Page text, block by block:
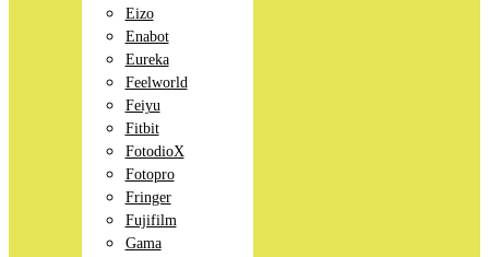
Eizo
Enabot
Eureka
Feelworld
Feiyu
Fitbit
FotodioX
Fotopro
Fringer
Fujifilm
Gama